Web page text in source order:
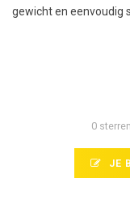
gewicht en eenvoudig
0
JE